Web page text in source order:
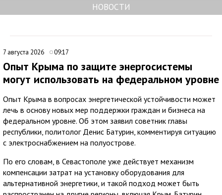
НОВОСТИ
7 августа 2026 09:17
Опыт Крыма по защите энергосистемы
могут использовать на федеральном уровне
Опыт Крыма в вопросах энергетической устойчивости может
лечь в основу новых мер поддержки граждан и бизнеса на
федеральном уровне. Об этом заявил советник главы
республики, политолог Денис Батурин, комментируя ситуацию
с электроснабжением на полуострове.
По его словам, в Севастополе уже действует механизм
компенсации затрат на установку оборудования для
альтернативной энергетики, и такой подход может быть